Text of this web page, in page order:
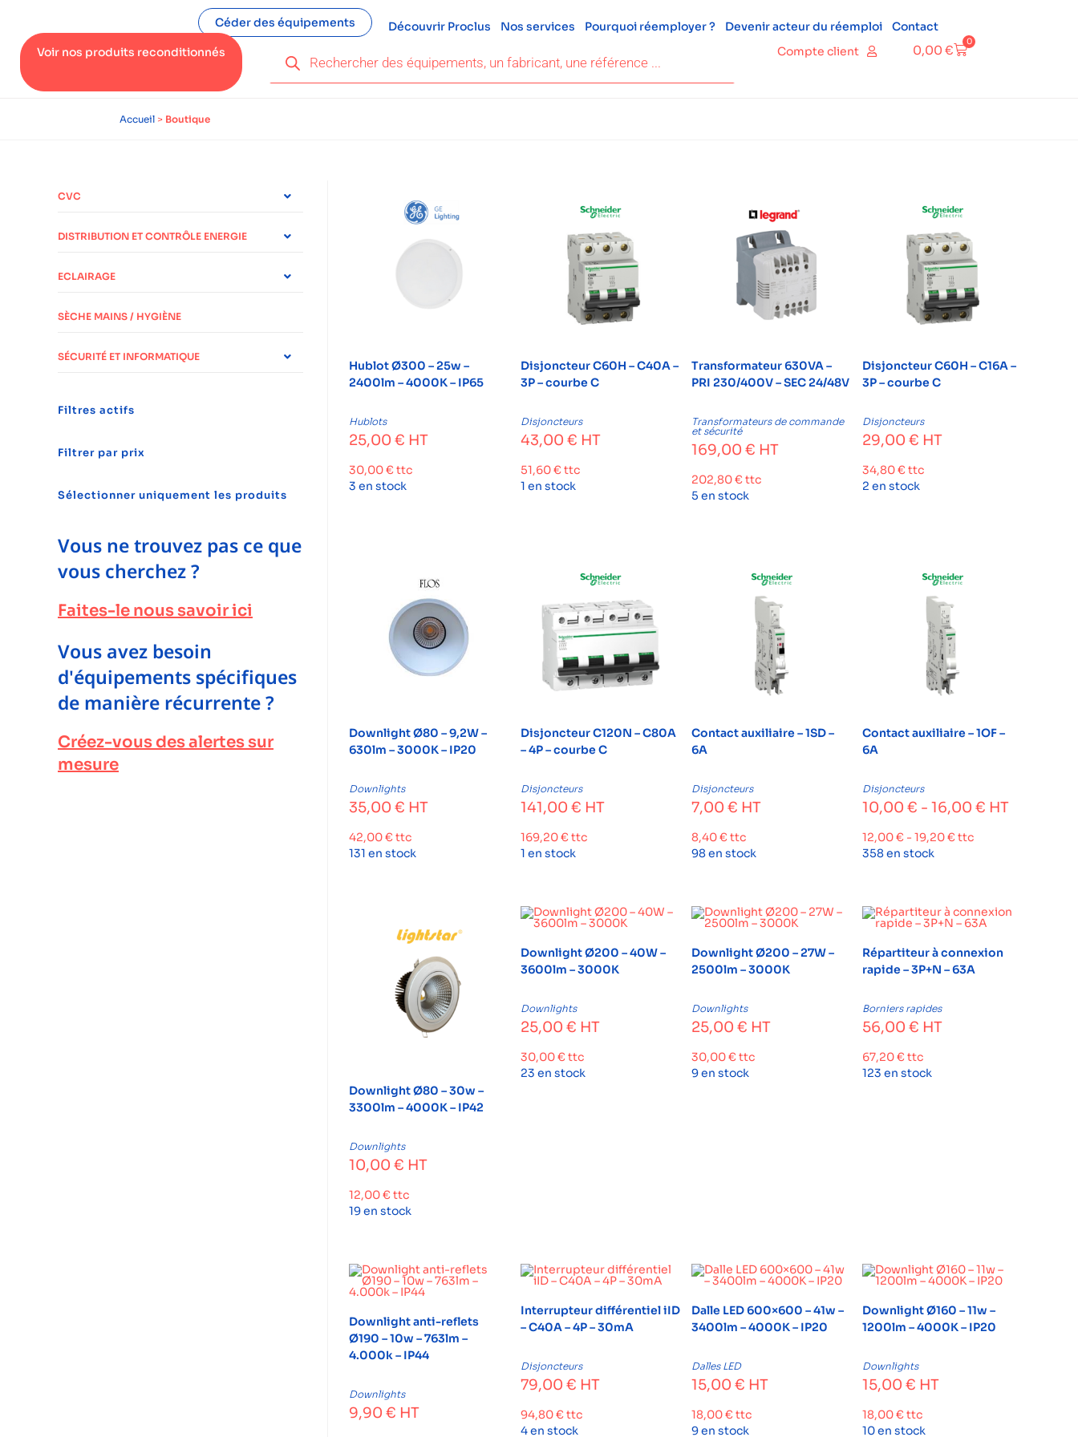
Céder des équipements Découvrir Proclus Nos services Pourquoi réemployer ? Devenir acteur du réemploi
Contact
Voir nos produits reconditionnés
Compte client 0,00 €
0
Accueil > Boutique
Hublot Ø300 – 25w –
2400lm – 4000K – IP65
Hublots
25,00€ HT
30,00€ttc
3 en stock
Disjoncteur C60H – C40A –
3P – courbe C
Disjoncteurs
43,00 € HT
51,60€ttc
1 en stock
Transformateur 630VA –
PRI 230/400V – SEC 24/48V
Transformateurs de commande
et sécurité
169,00 € HT
202,80€ttc
5 en stock
Disjoncteur C60H – C16A –
3P – courbe C
Disjoncteurs
29,00 € HT
34,80€ttc
2 en stock
Downlight Ø80 – 9,2W –
630lm – 3000K – IP20
Downlights
35,00€ HT
42,00€ttc
131 en stock
Disjoncteur C120N – C80A
– 4P – courbe C
Disjoncteurs
141,00 € HT
169,20€ttc
1 en stock
Contact auxiliaire – 1SD –
6A
Disjoncteurs
7,00 € HT
8,40€ttc
98 en stock
Contact auxiliaire – 1OF –
6A
Disjoncteurs
10,00 € - 16,00 € HT
12,00€ - 19,20€ttc
358 en stock
Downlight Ø80 – 30w –
3300lm – 4000K – IP42
Downlights
10,00€ HT
12,00€ttc
19 en stock
Downlight Ø200 – 40W –
3600lm – 3000K
Downlights
25,00 € HT
30,00€ttc
23 en stock
Downlight Ø200 – 27W –
2500lm – 3000K
Downlights
25,00 € HT
30,00€ttc
9 en stock
Répartiteur à connexion
rapide – 3P+N – 63A
Borniers rapides
56,00 € HT
67,20€ttc
123 en stock
Downlight anti-reflets
Ø190 – 10w – 763lm –
4.000k – IP44
Downlights
9,90€ HT
Interrupteur différentiel iID
– C40A – 4P – 30mA
Disjoncteurs
79,00 € HT
94,80€ttc
4 en stock
Dalle LED 600×600 – 41w –
3400lm – 4000K – IP20
Dalles LED
15,00 € HT
18,00€ttc
9 en stock
Downlight Ø160 – 11w –
1200lm – 4000K – IP20
Downlights
15,00 € HT
18,00€ttc
10 en stock
CVC
DISTRIBUTION ET CONTRÔLE ENERGIE
ECLAIRAGE
SÈCHE MAINS / HYGIÈNE
SÉCURITÉ ET INFORMATIQUE
Filtres actifs
Filtrer par prix
Sélectionner uniquement les produits
Vous ne trouvez pas ce que
vous cherchez ?
Faites-le nous savoir ici
Vous avez besoin
d'équipements spécifiques
de manière récurrente ?
Créez-vous des alertes sur
mesure